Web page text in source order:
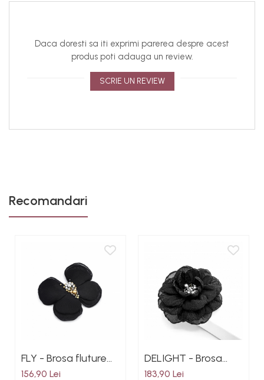
ale display-urilor dispozitivelor, culorile produselor pot
parea usor diferite fata de realitate. Ne straduim sa
pastram culorile cat mai fidel, dar va recomandam sa
luati in considerare posibilele variatii in perceptia culorii
in functie de mediul si dispozitivul la care vizualizati
Daca doresti sa iti exprimi parerea despre acest
produs poti adauga un review.
SCRIE UN REVIEW
Recomandari
FLY - Brosa fluture
din voal culoarea
156,90 Lei
DELIGHT - Brosa
eleganta floare din
183,90 Lei